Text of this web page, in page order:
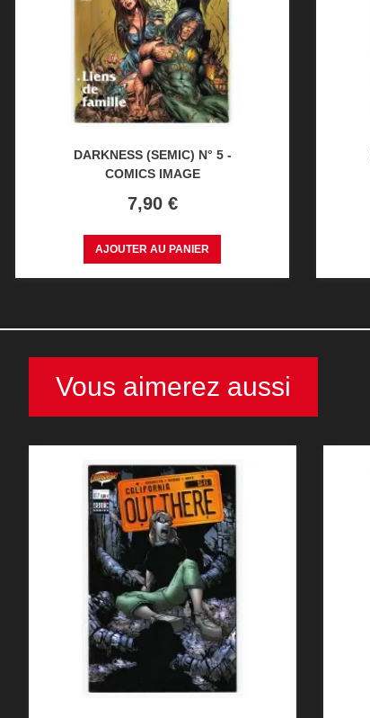
DARKNESS (SEMIC) N° 5 -
COMICS IMAGE
Prix
7,90 €
AJOUTER AU PANIER
Vous aimerez aussi